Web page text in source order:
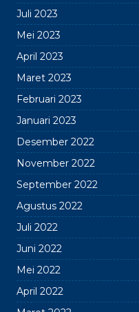
Juli 2023
Mei 2023
April 2023
Maret 2023
Februari 2023
Januari 2023
Desember 2022
November 2022
September 2022
Agustus 2022
Juli 2022
Juni 2022
Mei 2022
April 2022